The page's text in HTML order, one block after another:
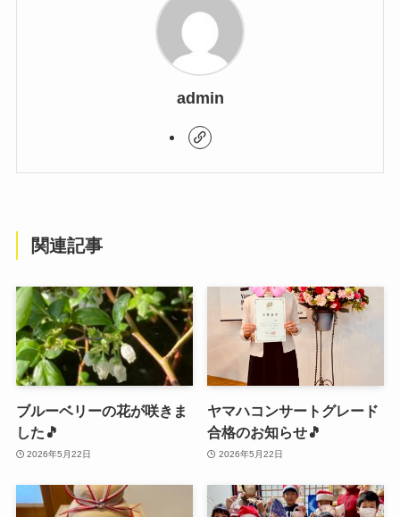
admin
関連記事
ブルーベリーの花が咲きま
した🎵
2026年5月22日
ヤマハコンサートグレード
合格のお知らせ🎵
2026年5月22日